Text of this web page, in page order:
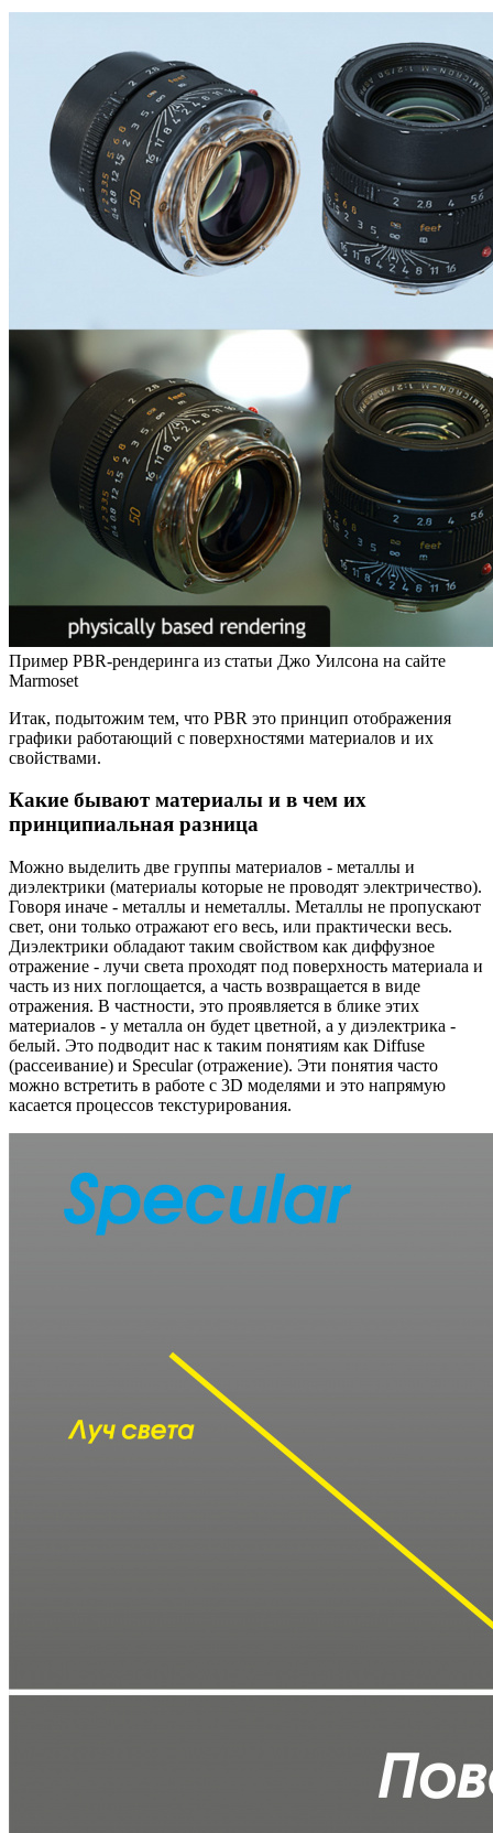
Пример PBR-рендеринга из статьи Джо Уилсона на сайте
Marmoset
Итак, подытожим тем, что PBR это принцип отображения
графики работающий с поверхностями материалов и их
свойствами.
Какие бывают материалы и в чем их
принципиальная разница
Можно выделить две группы материалов - металлы и
диэлектрики (материалы которые не проводят электричество).
Говоря иначе - металлы и неметаллы. Металлы не пропускают
свет, они только отражают его весь, или практически весь.
Диэлектрики обладают таким свойством как диффузное
отражение - лучи света проходят под поверхность материала и
часть из них поглощается, а часть возвращается в виде
отражения. В частности, это проявляется в блике этих
материалов - у металла он будет цветной, а у диэлектрика -
белый. Это подводит нас к таким понятиям как Diffuse
(рассеивание) и Specular(отражение). Эти понятия часто
можно встретить в работе с 3D моделями и это напрямую
касается процессов текстурирования.